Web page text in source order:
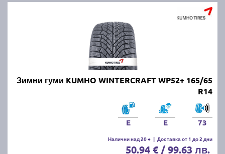
Зимни гуми KUMHO WINTERCRAFT WP52+ 165/65
R14
E E 73
Налични над 20 + | Доставка от 1 до 2 дни
50.94 € / 99.63 лв.